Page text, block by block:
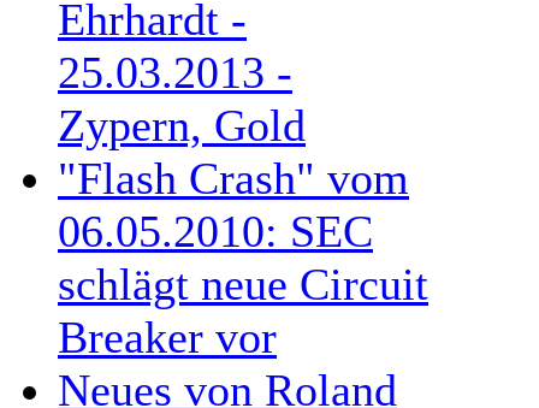
Ehrhardt -
25.03.2013 -
Zypern, Gold
"Flash Crash" vom
06.05.2010: SEC
schlägt neue Circuit
Breaker vor
Neues von Roland